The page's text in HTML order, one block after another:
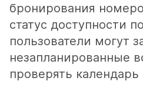
бронирования
статус доступности
пользователи могут
незапланированные
проверять